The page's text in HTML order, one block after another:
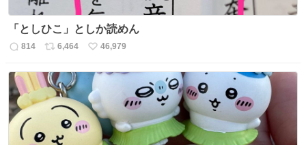
「としひこ」としか読めん
返
数
814
リ
ス
ト
数
6,464
い
ね
数
46,979